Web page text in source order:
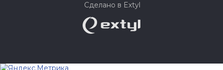
Сделано в Extyl